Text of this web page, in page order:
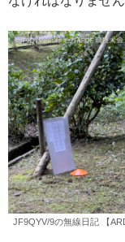
JF9QYV/9の無線日記 【